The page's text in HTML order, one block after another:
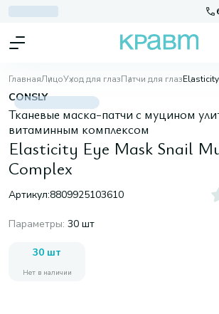
ГлавнаяЛицоУход для глазПатчи для глаз
CONSLY
Тканевые маска-патчи с муцином
витаминным комплексом
Elasticity Eye Mask Snail
Complex
Артикул:8809925103610
Параметры: 30 шт
30 шт
Нет в наличии